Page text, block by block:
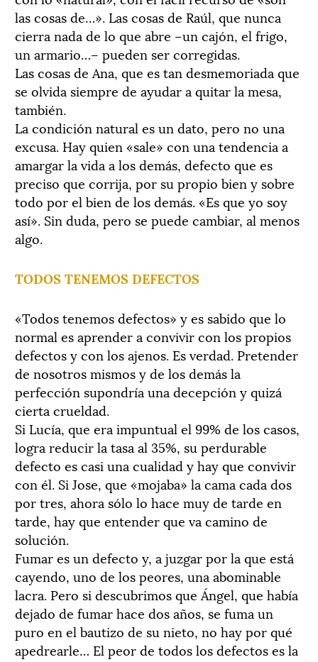
las cosas de…». Las cosas de Raúl, que nunca
cierra nada de lo que abre –un cajón, el frigo,
un armario…– pueden ser corregidas.
Las cosas de Ana, que es tan desmemoriada que
se olvida siempre de ayudar a quitar la mesa,
también.
La condición natural es un dato, pero no una
excusa. Hay quien «sale» con una tendencia a
amargar la vida a los demás, defecto que es
preciso que corrija, por su propio bien y sobre
todo por el bien de los demás. «Es que yo soy
así». Sin duda, pero se puede cambiar, al menos
algo.
TODOS TENEMOS DEFECTOS
«Todos tenemos defectos» y es sabido que lo
normal es aprender a convivir con los propios
defectos y con los ajenos. Es verdad. Pretender
de nosotros mismos y de los demás la
perfección supondría una decepción y quizá
cierta crueldad.
Si Lucía, que era impuntual el 99% de los casos,
logra reducir la tasa al 35%, su perdurable
defecto es casi una cualidad y hay que convivir
con él. Si Jose, que «mojaba» la cama cada dos
por tres, ahora sólo lo hace muy de tarde en
tarde, hay que entender que va camino de
solución.
Fumar es un defecto y, a juzgar por la que está
cayendo, uno de los peores, una abominable
lacra. Pero si descubrimos que Ángel, que había
dejado de fumar hace dos años, se fuma un
puro en el bautizo de su nieto, no hay por qué
apedrearle… El peor de todos los defectos es la